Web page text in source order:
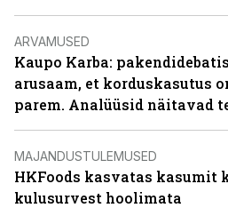
ARVAMUSED
Kaupo Karba:
arusaam, et korduskasutus
parem. Analüüsid näitavad
MAJANDUSTULEMUSED
HKFoods kasvatas kasumit
kulusurvest hoolimata